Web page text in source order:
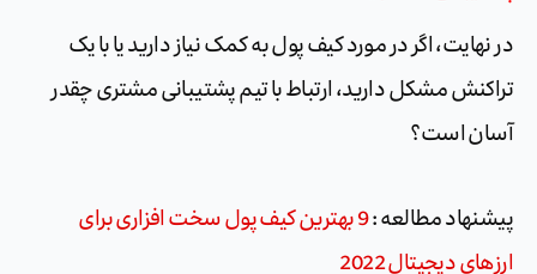
در نهایت، اگر در مورد کیف پول به کمک نیاز دارید یا با یک
تراکنش مشکل دارید، ارتباط با تیم پشتیبانی مشتری چقدر
آسان است؟
پیشنهاد مطالعه : 9 بهترین کیف پول سخت افزاری برای
ارزهای دیجیتال 2022